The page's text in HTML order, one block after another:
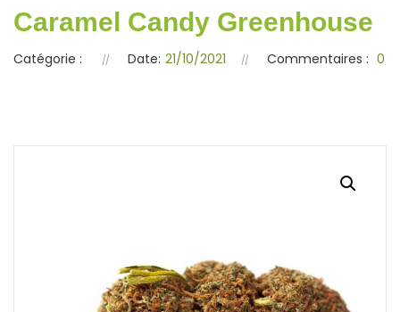
Caramel Candy Greenhouse
Catégorie : Date: 21/10/2021 Commentaires : 0